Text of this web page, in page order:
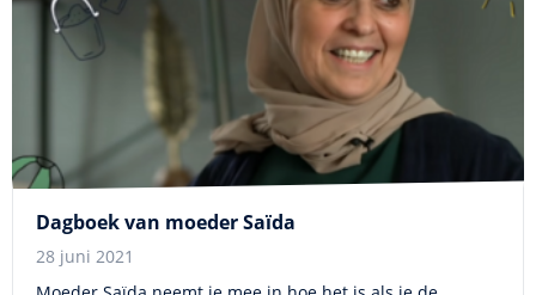
Dagboek van moeder Saïda
28 juni 2021